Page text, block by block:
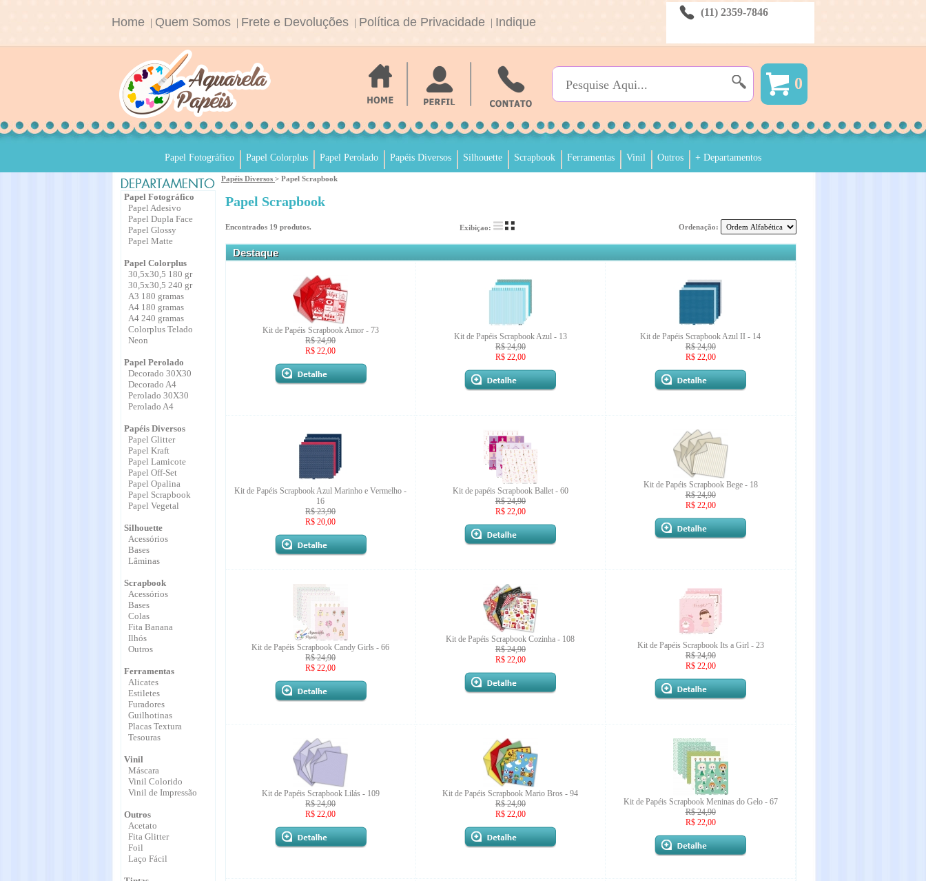
Home | Quem Somos | Frete e Devoluções | Política de Privacidade | Indique
(11) 2359-7846
0
Papel Fotográfico Papel Colorplus Papel Perolado Papéis Diversos Silhouette Scrapbook Ferramentas Vinil Outros + Departamentos
Papel Fotográfico
Papel Adesivo
Papel Dupla Face
Papel Glossy
Papel Matte
Papel Colorplus
30,5x30,5 180 gr
30,5x30,5 240 gr
A3 180 gramas
A4 180 gramas
A4 240 gramas
Colorplus Telado
Neon
Papel Perolado
Decorado 30X30
Decorado A4
Perolado 30X30
Perolado A4
Papéis Diversos
Papel Glitter
Papel Kraft
Papel Lamicote
Papel Off-Set
Papel Opalina
Papel Scrapbook
Papel Vegetal
Silhouette
Acessórios
Bases
Lâminas
Scrapbook
Acessórios
Bases
Colas
Fita Banana
Ilhós
Outros
Ferramentas
Alicates
Estiletes
Furadores
Guilhotinas
Placas Textura
Tesouras
Vinil
Máscara
Vinil Colorido
Vinil de Impressão
Outros
Acetato
Fita Glitter
Foil
Laço Fácil
Papéis Diversos > Papel Scrapbook
Papel Scrapbook
Encontrados 19 produtos. Exibiçao: Ordenação:
Destaque
Kit de Papéis Scrapbook Amor - 73
R$ 24,90
R$ 22,00
Kit de Papéis Scrapbook Azul - 13
R$ 24,90
R$ 22,00
Kit de Papéis Scrapbook Azul II - 14
R$ 24,90
R$ 22,00
Kit de Papéis Scrapbook Azul Marinho e Vermelho -
16
R$ 23,90
R$ 20,00
Kit de papéis Scrapbook Ballet - 60
R$ 24,90
R$ 22,00
Kit de Papéis Scrapbook Bege - 18
R$ 24,90
R$ 22,00
Kit de Papéis Scrapbook Candy Girls - 66
R$ 24,90
R$ 22,00
Kit de Papéis Scrapbook Cozinha - 108
R$ 24,90
R$ 22,00
Kit de Papéis Scrapbook Its a Girl - 23
R$ 24,90
R$ 22,00
Kit de Papéis Scrapbook Lilás - 109
R$ 24,90
R$ 22,00
Kit de Papéis Scrapbook Mario Bros - 94
R$ 24,90
R$ 22,00
Kit de Papéis Scrapbook Meninas do Gelo - 67
R$ 24,90
R$ 22,00